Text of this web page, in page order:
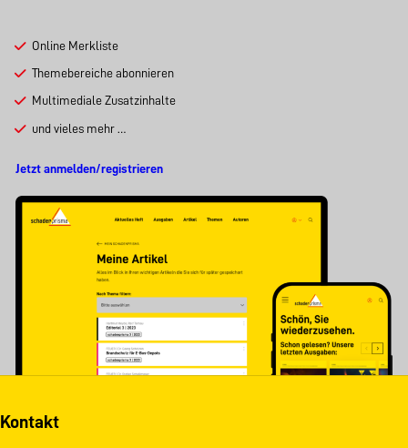
Online Merkliste
Themebereiche abonnieren
Multimediale Zusatzinhalte
und vieles mehr …
Jetzt anmelden/registrieren
Kontakt